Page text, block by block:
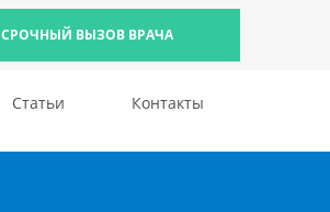
СРОЧНЫЙ ВЫЗОВ ВРАЧА
Статьи Контакты